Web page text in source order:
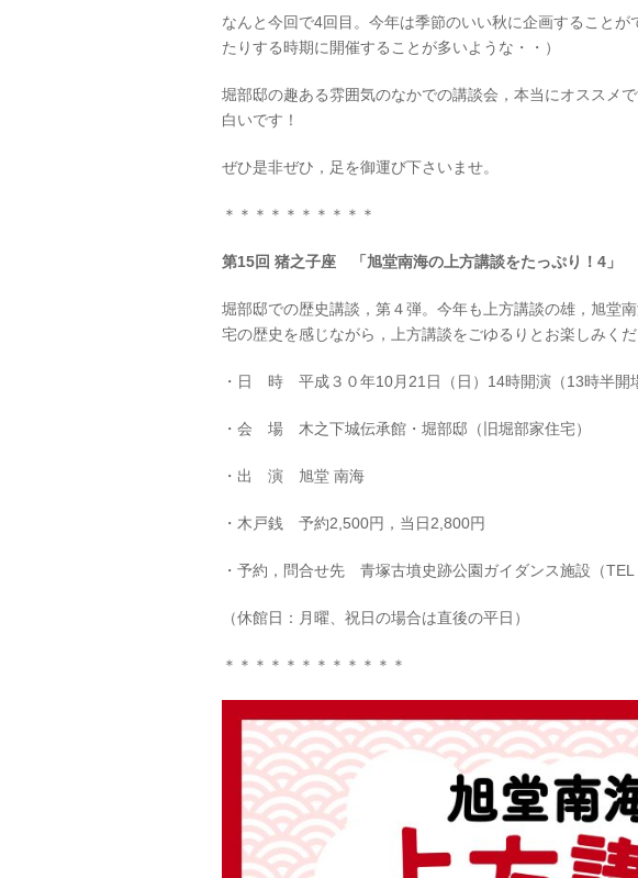
なんと今回で4回目。今年は季節のいい秋に企画すること
たりする時期に開催することが多いような・・）
堀部邸の趣ある雰囲気のなかでの講談会，本当にオススメ
白いです！
ぜひ是非ぜひ，足を御運び下さいませ。
＊＊＊＊＊＊＊＊＊＊
第15回 猪之子座 「旭堂南海の上方講談をたっぷり！4」
堀部邸での歴史講談，第４弾。今年も上方講談の雄，旭堂
宅の歴史を感じながら，上方講談をごゆるりとお楽しみくだ
・日 時 平成３０年10月21日（日）14時開演（13時半開
・会 場 木之下城伝承館・堀部邸（旧堀部家住宅）
・出 演 旭堂 南海
・木戸銭 予約2,500円，当日2,800円
・予約，問合せ先 青塚古墳史跡公園ガイダンス施設（TEL
（休館日：月曜、祝日の場合は直後の平日）
＊＊＊＊＊＊＊＊＊＊＊＊